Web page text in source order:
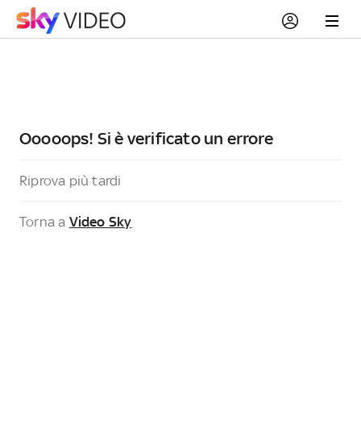
Ooooops! Si è verificato un errore
Riprova più tardi
Torna a Video Sky